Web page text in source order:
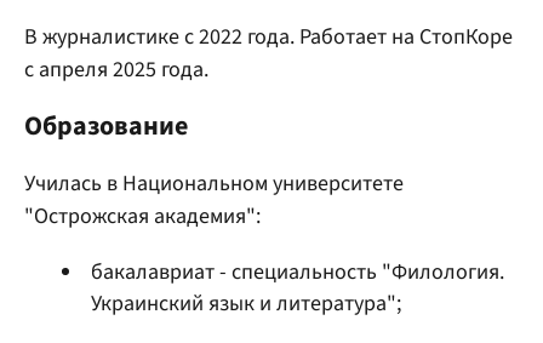
В журналистике с 2022 года. Работает на СтопКоре
с апреля 2025 года.
Образование
Училась в Национальном университете
"Острожская академия":
бакалавриат - специальность "Филология.
Украинский язык и литература";